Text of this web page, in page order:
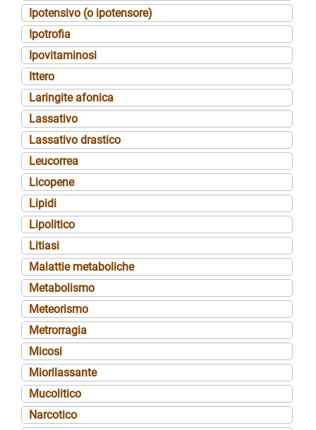
Ipotensivo (o ipotensore)
Ipotrofia
Ipovitaminosi
Ittero
Laringite afonica
Lassativo
Lassativo drastico
Leucorrea
Licopene
Lipidi
Lipolitico
Litiasi
Malattie metaboliche
Metabolismo
Meteorismo
Metrorragia
Micosi
Miorilassante
Mucolitico
Narcotico